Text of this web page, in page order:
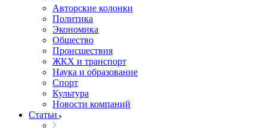
Авторские колонки
Политика
Экономика
Общество
Происшествия
ЖКХ и транспорт
Наука и образование
Спорт
Культура
Новости компаний
Статьи